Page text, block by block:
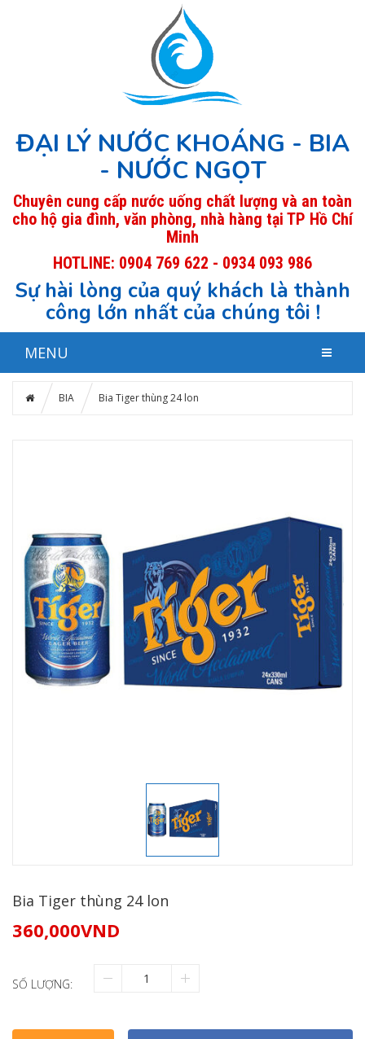
ĐẠI LÝ NƯỚC KHOÁNG - BIA
- NƯỚC NGỌT
Chuyên cung cấp nước uống chất lượng và an toàn
cho hộ gia đình, văn phòng, nhà hàng tại TP Hồ Chí
Minh
HOTLINE: 0904 769 622 - 0934 093 986
Sự hài lòng của quý khách là thành
công lớn nhất của chúng tôi !
MENU
BIA Bia Tiger thùng 24 lon
Bia Tiger thùng 24 lon
360,000VND
SỐ LƯỢNG: